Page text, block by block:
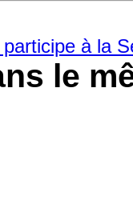
à la
le